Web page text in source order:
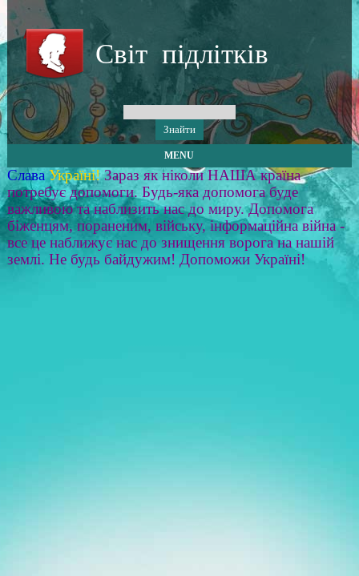
Світ підлітків
MENU
Слава Україні! Зараз як ніколи НАША країна
потребує допомоги. Будь-яка допомога буде
важливою та наблизить нас до миру. Допомога
біженцям, пораненим, війську, інформаційна війна -
все це наближує нас до знищення ворога на нашій
землі. Не будь байдужим! Допоможи Україні!